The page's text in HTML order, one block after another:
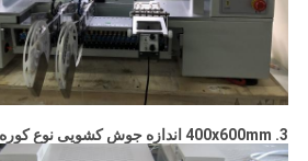
3. 400x600mm اندازه جوش کشویی نوع کوره Reflow T962C